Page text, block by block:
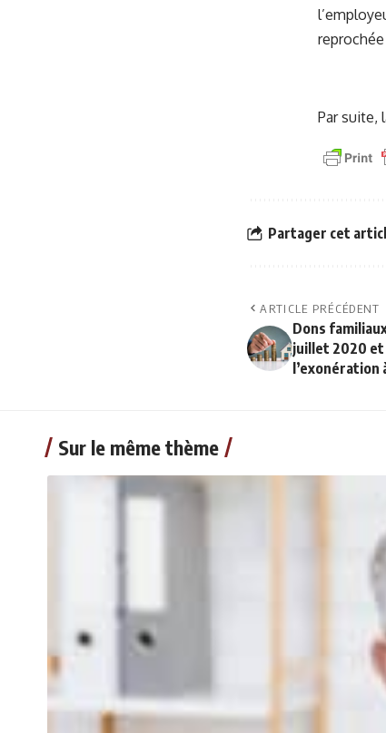
Par suite,
Partager cet
ARTICLE PRÉCÉDENT
Dons
juillet 2020 et
Sur le même thème